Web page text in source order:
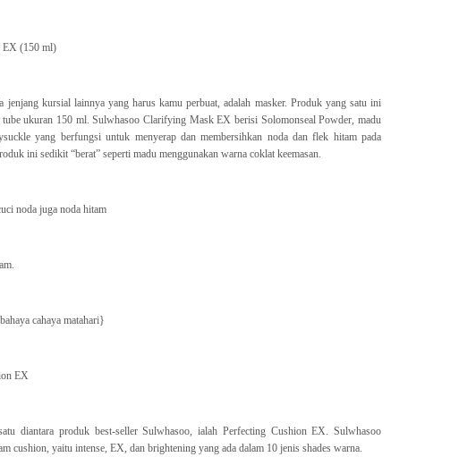
EX (150 ml)
jenjang kursial lainnya yang harus kamu perbuat, adalah masker. Produk yang satu ini
ukuran 150 ml. Sulwhasoo Clarifying Mask EX berisi Solomonseal Powder, madu
yang berfungsi untuk menyerap dan membersihkan noda dan flek hitam pada
ini sedikit “berat” seperti madu menggunakan warna coklat keemasan.
noda juga noda hitam
cahaya matahari}
EX
diantara produk best-seller Sulwhasoo, ialah Perfecting Cushion EX. Sulwhasoo
cushion, yaitu intense, EX, dan brightening yang ada dalam 10 jenis shades warna.